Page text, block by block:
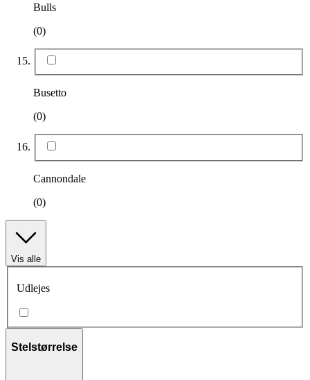
Bulls
(0)
Busetto
(0)
Cannondale
(0)
Vis alle
Udlejes
Stelstørrelse